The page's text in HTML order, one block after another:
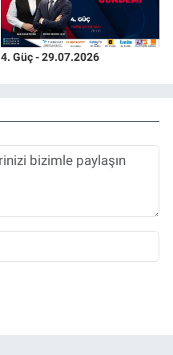
4. Güç - 29.07.2026